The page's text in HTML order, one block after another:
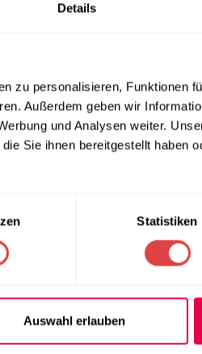
Details
zu personalisieren, Funktionen
Außerdem geben wir
und Analysen weiter.
Sie ihnen bereitgestellt haben
Statistiken
Auswahl erlauben
die eine warme und
Erscheinungsbild und
entscheidender Faktor für die
für den häufigen gewerblichen
hohe Knitterresistenz. So
Zustand.
Excellent in vier praktischen
abgestimmt. Dank des
sicher befestigen. Das